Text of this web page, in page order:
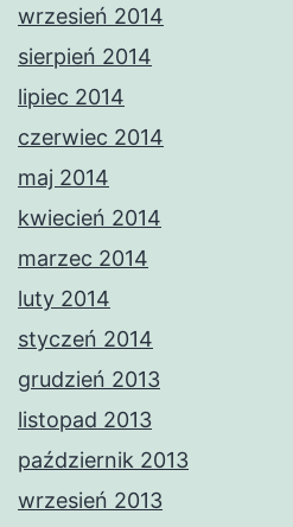
wrzesień 2014
sierpień 2014
lipiec 2014
czerwiec 2014
maj 2014
kwiecień 2014
marzec 2014
luty 2014
styczeń 2014
grudzień 2013
listopad 2013
październik 2013
wrzesień 2013